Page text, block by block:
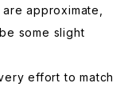
approximate,
some slight
effort to match